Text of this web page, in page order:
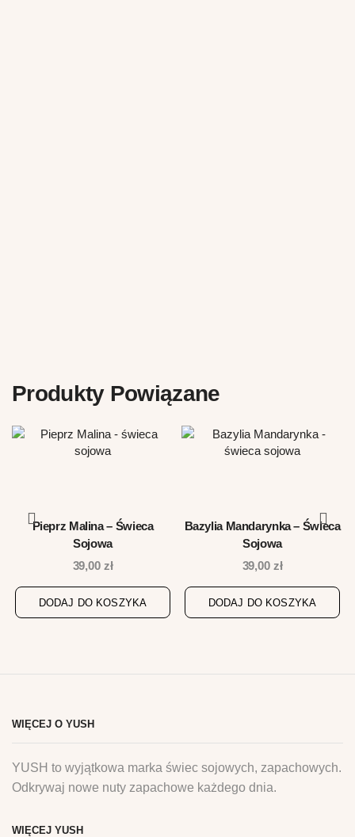
Produkty Powiązane
Pieprz Malina – Świeca
Sojowa
39,00 zł
DODAJ DO KOSZYKA
Bazylia Mandarynka – Świeca
Sojowa
39,00 zł
DODAJ DO KOSZYKA
WIĘCEJ O YUSH
YUSH to wyjątkowa marka świec sojowych, zapachowych.
Odkrywaj nowe nuty zapachowe każdego dnia.
WIĘCEJ YUSH